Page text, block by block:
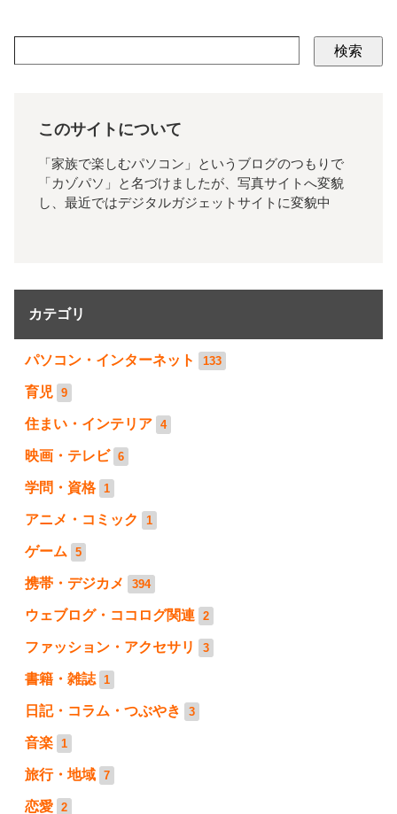
検索
このサイトについて
「家族で楽しむパソコン」というブログのつもりで
「カゾパソ」と名づけましたが、写真サイトへ変貌
し、最近ではデジタルガジェットサイトに変貌中
カテゴリ
パソコン・インターネット 133
育児 9
住まい・インテリア 4
映画・テレビ 6
学問・資格 1
アニメ・コミック 1
ゲーム 5
携帯・デジカメ 394
ウェブログ・ココログ関連 2
ファッション・アクセサリ 3
書籍・雑誌 1
日記・コラム・つぶやき 3
音楽 1
旅行・地域 7
恋愛 2